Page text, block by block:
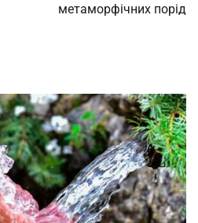
метаморфічних порід